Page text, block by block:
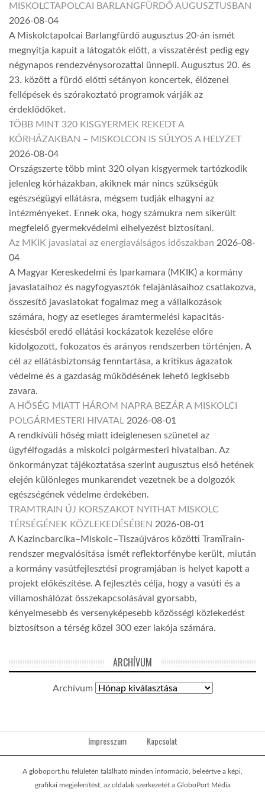
MISKOLCTAPOLCAI BARLANGFÜRDŐ AUGUSZTUSBAN
2026-08-04
A Miskolctapolcai Barlangfürdő augusztus 20-án ismét
megnyitja kapuit a látogatók előtt, a visszatérést pedig egy
négynapos rendezvénysorozattal ünnepli. Augusztus 20. és
23. között a fürdő előtti sétányon koncertek, élőzenei
fellépések és szórakoztató programok várják az
érdeklődőket.
TÖBB MINT 320 KISGYERMEK REKEDT A
KÓRHÁZAKBAN – MISKOLCON IS SÚLYOS A HELYZET
2026-08-04
Országszerte több mint 320 olyan kisgyermek tartózkodik
jelenleg kórházakban, akiknek már nincs szükségük
egészségügyi ellátásra, mégsem tudják elhagyni az
intézményeket. Ennek oka, hogy számukra nem sikerült
megfelelő gyermekvédelmi elhelyezést biztosítani.
Az MKIK javaslatai az energiaválságos időszakban 2026-08-
04
A Magyar Kereskedelmi és Iparkamara (MKIK) a kormány
javaslataihoz és nagyfogyasztók felajánlásaihoz csatlakozva,
összesítő javaslatokat fogalmaz meg a vállalkozások
számára, hogy az esetleges áramtermelési kapacitás-
kiesésből eredő ellátási kockázatok kezelése előre
kidolgozott, fokozatos és arányos rendszerben történjen. A
cél az ellátásbiztonság fenntartása, a kritikus ágazatok
védelme és a gazdaság működésének lehető legkisebb
zavara.
A HŐSÉG MIATT HÁROM NAPRA BEZÁR A MISKOLCI
POLGÁRMESTERI HIVATAL 2026-08-01
A rendkívüli hőség miatt ideiglenesen szünetel az
ügyfélfogadás a miskolci polgármesteri hivatalban. Az
önkormányzat tájékoztatása szerint augusztus első hetének
elején különleges munkarendet vezetnek be a dolgozók
egészségének védelme érdekében.
TRAMTRAIN ÚJ KORSZAKOT NYITHAT MISKOLC
TÉRSÉGÉNEK KÖZLEKEDÉSÉBEN 2026-08-01
A Kazincbarcika–Miskolc–Tiszaújváros közötti TramTrain-
rendszer megvalósítása ismét reflektorfénybe került, miután
a kormány vasútfejlesztési programjában is helyet kapott a
projekt előkészítése. A fejlesztés célja, hogy a vasúti és a
villamoshálózat összekapcsolásával gyorsabb,
kényelmesebb és versenyképesebb közösségi közlekedést
biztosítson a térség közel 300 ezer lakója számára.
ARCHÍVUM
Archívum
Impresszum Kapcsolat
A globoport.hu felületén található minden információ, beleértve a képi,
grafikai megjelenítést, az oldalak szerkezetét a GloboPort Média